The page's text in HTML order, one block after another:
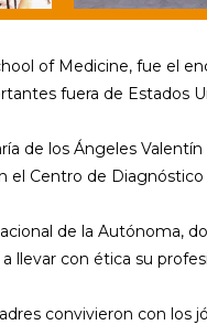
of Medicine, fue el
fuera de Estados
de los Ángeles
Centro de Diagnóstico
de la Autónoma,
llevar con ética su
convivieron con